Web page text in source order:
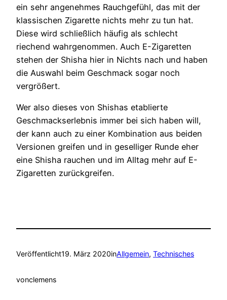
ein sehr angenehmes Rauchgefühl, das mit der
klassischen Zigarette nichts mehr zu tun hat.
Diese wird schließlich häufig als schlecht
riechend wahrgenommen. Auch E-Zigaretten
stehen der Shisha hier in Nichts nach und haben
die Auswahl beim Geschmack sogar noch
vergrößert.
Wer also dieses von Shishas etablierte
Geschmackserlebnis immer bei sich haben will,
der kann auch zu einer Kombination aus beiden
Versionen greifen und in geselliger Runde eher
eine Shisha rauchen und im Alltag mehr auf E-
Zigaretten zurückgreifen.
Veröffentlicht19. März 2020inAllgemein, Technisches
vonclemens